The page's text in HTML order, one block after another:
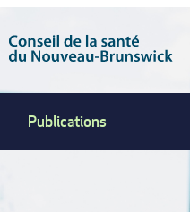
Publications